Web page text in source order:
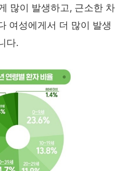
많이 발생하고, 근소한 차
여성에게서 더 많이 발생
다.